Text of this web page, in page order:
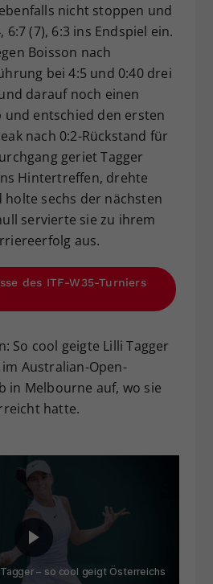
nicht stoppen und
6:7 (7), 6:3 ins Endspiel ein.
Boisson nach
bei 4:5 und 0:40 drei
darauf noch einen
und entschied den ersten
nach 0:2-Rückstand für
geriet Tagger
Hintertreffen, drehte
holte sechs der nächsten
servierte sie zu ihrem
aus.
des ITF-W35-Turniers
So cool geigte Lilli Tagger
Australian-Open-
in Melbourne auf, wo sie
hatte.